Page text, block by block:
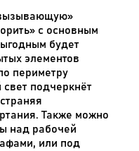
с основным
будет
элементов
периметру
подчеркнёт
Также можно
над рабочей
или под